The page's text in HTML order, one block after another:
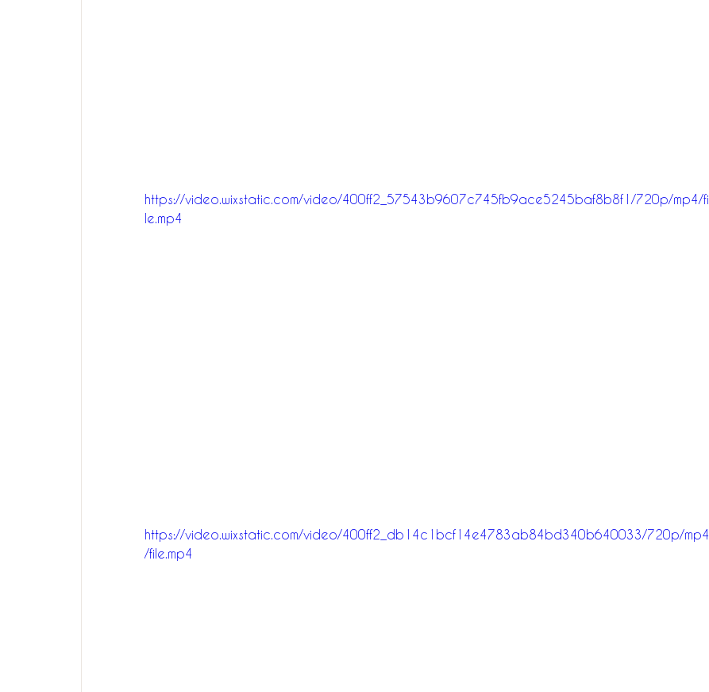
https://video.wixstatic.com/video/400ff2_57543b9607c745fb9ace5245baf8b8f1/720p/mp4/fi
le.mp4
https://video.wixstatic.com/video/400ff2_db14c1bcf14e4783ab84bd340b640033/720p/mp4
/file.mp4